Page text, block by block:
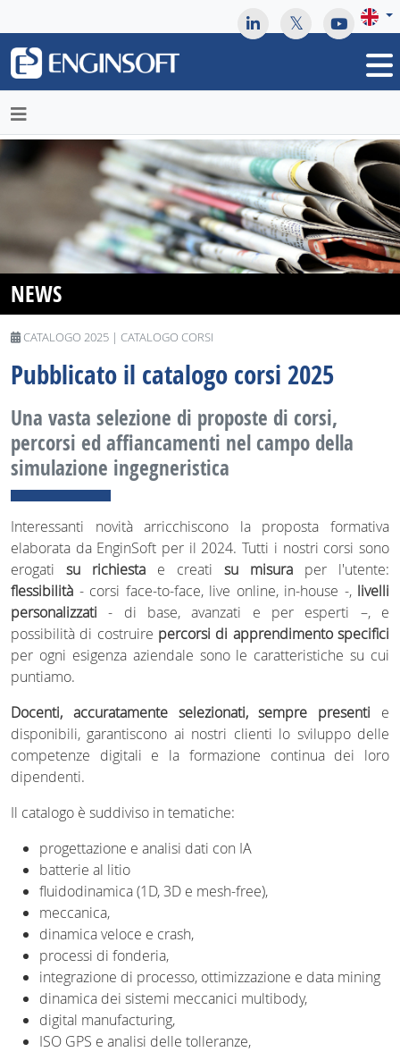
NEWS
CATALOGO 2025 | CATALOGO CORSI
Pubblicato il catalogo corsi 2025
Una vasta selezione di proposte di corsi,
percorsi ed affiancamenti nel campo della
simulazione ingegneristica
Interessanti novità arricchiscono la proposta formativa
elaborata da EnginSoft per il 2024. Tutti i nostri corsi sono
erogati su richiesta e creati su misura per l'utente:
flessibilità - corsi face-to-face, live online, in-house -, livelli
personalizzati - di base, avanzati e per esperti –, e
possibilità di costruire percorsi di apprendimento specifici
per ogni esigenza aziendale sono le caratteristiche su cui
puntiamo.
Docenti, accuratamente selezionati, sempre presenti e
disponibili, garantiscono ai nostri clienti lo sviluppo delle
competenze digitali e la formazione continua dei loro
dipendenti.
Il catalogo è suddiviso in tematiche:
progettazione e analisi dati con IA
batterie al litio
fluidodinamica (1D, 3D e mesh-free),
meccanica,
dinamica veloce e crash,
processi di fonderia,
integrazione di processo, ottimizzazione e data mining
dinamica dei sistemi meccanici multibody,
digital manufacturing,
ISO GPS e analisi delle tolleranze,
May we use cookies to track your activities? We take your
privacy very seriously. Please see our privacy policy for details
and any questions.